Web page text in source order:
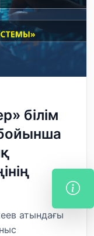
білім
атындағы